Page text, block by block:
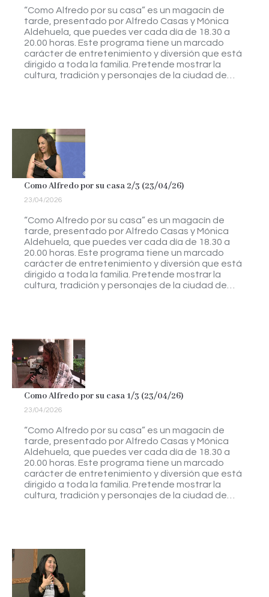
“Como Alfredo por su casa” es un magacín de
tarde, presentado por Alfredo Casas y Mónica
Aldehuela, que puedes ver cada día de 18.30 a
20.00 horas. Este programa tiene un marcado
carácter de entretenimiento y diversión que está
dirigido a toda la familia. Pretende mostrar la
cultura, tradición y personajes de la ciudad de…
Como Alfredo por su casa 2/3 (23/04/26)
23/04/2026
“Como Alfredo por su casa” es un magacín de
tarde, presentado por Alfredo Casas y Mónica
Aldehuela, que puedes ver cada día de 18.30 a
20.00 horas. Este programa tiene un marcado
carácter de entretenimiento y diversión que está
dirigido a toda la familia. Pretende mostrar la
cultura, tradición y personajes de la ciudad de…
Como Alfredo por su casa 1/3 (23/04/26)
23/04/2026
“Como Alfredo por su casa” es un magacín de
tarde, presentado por Alfredo Casas y Mónica
Aldehuela, que puedes ver cada día de 18.30 a
20.00 horas. Este programa tiene un marcado
carácter de entretenimiento y diversión que está
dirigido a toda la familia. Pretende mostrar la
cultura, tradición y personajes de la ciudad de…